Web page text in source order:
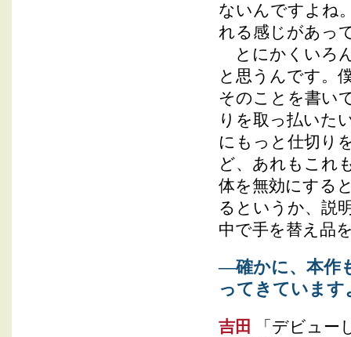
ないんですよね
れる感じがあっ
とにかくいろ
と思うんです。
そのことを書い
りを取っ払いた
にもっと仕切り
ど、あれもこれ
体を無効にする
るというか、説
中で手を替え品
―確かに、本作
ってきています
吉田
「デビュー